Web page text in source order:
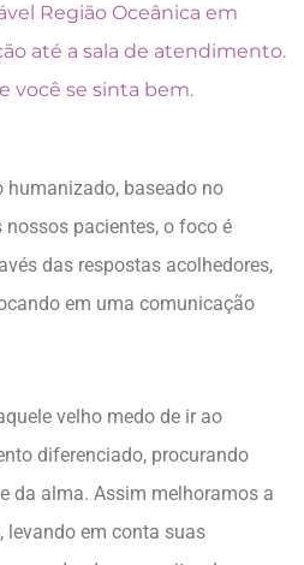
Região Oceânica em
até a sala de atendimento.
você se sinta bem.
humanizado, baseado no
pacientes, o foco é
das respostas acolhedores,
em uma comunicação
velho medo de ir ao
diferenciado, procurando
da alma. Assim melhoramos a
levando em conta suas